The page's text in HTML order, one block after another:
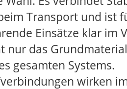
Transport und ist
Einsätze klar im
nur das
gesamten Systems.
wirken